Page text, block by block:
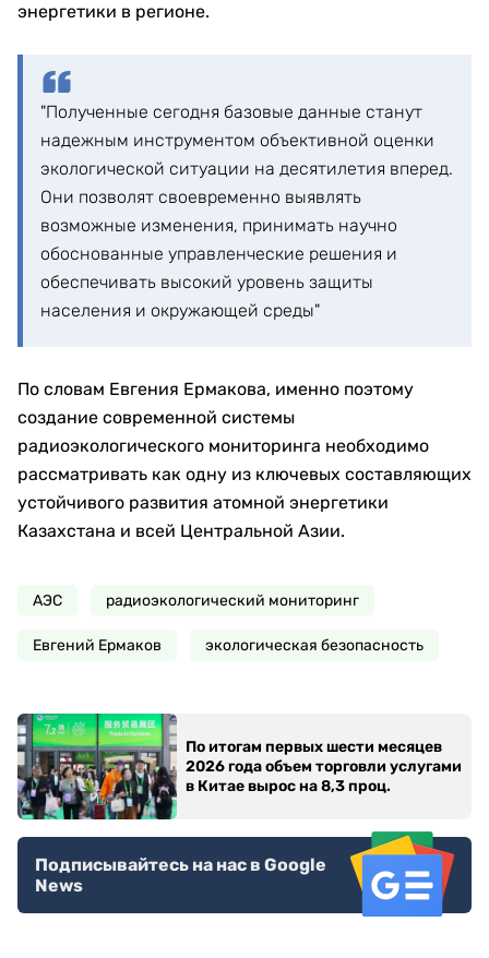
энергетики в регионе.
"Полученные сегодня базовые данные станут
надежным инструментом объективной оценки
экологической ситуации на десятилетия вперед.
Они позволят своевременно выявлять
возможные изменения, принимать научно
обоснованные управленческие решения и
обеспечивать высокий уровень защиты
населения и окружающей среды"
По словам Евгения Ермакова, именно поэтому
создание современной системы
радиоэкологического мониторинга необходимо
рассматривать как одну из ключевых составляющих
устойчивого развития атомной энергетики
Казахстана и всей Центральной Азии.
АЭС радиоэкологический мониторинг
Евгений Ермаков экологическая безопасность
По итогам первых шести месяцев
2026 года объем торговли услугами
в Китае вырос на 8,3 проц.
Подписывайтесь на нас в Google
News